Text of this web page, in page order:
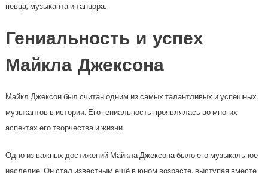
певца, музыканта и танцора.
Гениальность и успех
Майкла Джексона
Майкл Джексон был считан одним из самых талантливых и успешных
музыкантов в истории. Его гениальность проявлялась во многих
аспектах его творчества и жизни.
Одно из важных достижений Майкла Джексона было его музыкальное